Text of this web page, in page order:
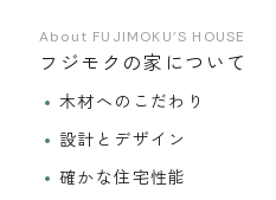
About FUJIMOKU’S HOUSE
フジモクの家について
木材へのこだわり
設計とデザイン
確かな住宅性能